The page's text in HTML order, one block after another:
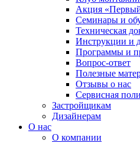
Акция
Семинары и
Техническая
Инструкции и
Программы и
Вопрос-ответ
Полезные
Отзывы о нас
Сервисная
Застройщикам
Дизайнерам
О нас
О компании